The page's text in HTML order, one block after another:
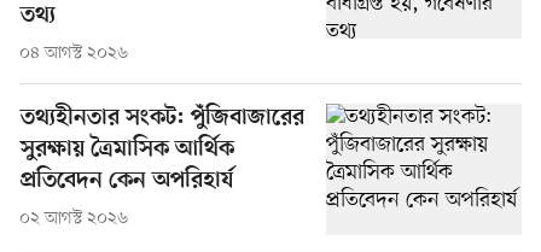
তথ্য
০৪ আগস্ট ২০২৬
তথ্যহীনতার সংকট: পুঁজিবাজারের
সুরক্ষায় ত্রৈমাসিক আর্থিক
প্রতিবেদন কেন অপরিহার্য
০২ আগস্ট ২০২৬